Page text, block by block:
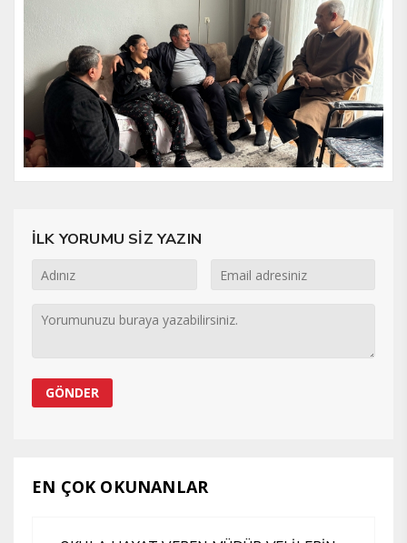
İLK YORUMU SİZ YAZIN
EN ÇOK OKUNANLAR